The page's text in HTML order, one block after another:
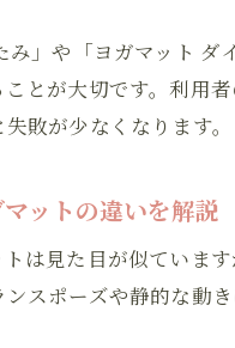
防
ヨ
」や「ヨガマット
とが大切です。利用
敗が少なくなります。
ットの違いを解説
は見た目が似ていま
スポーズや静的な動